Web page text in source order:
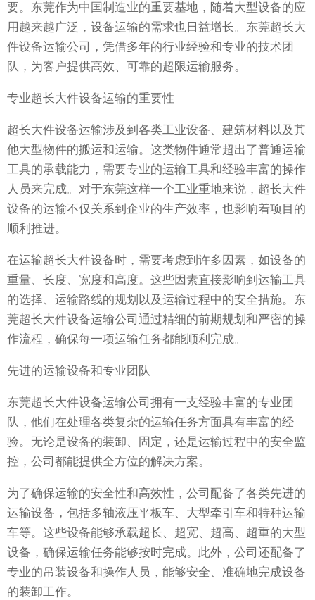
要。东莞作为中国制造业的重要基地，随着大型设备的应
用越来越广泛，设备运输的需求也日益增长。东莞超长大
件设备运输公司，凭借多年的行业经验和专业的技术团
队，为客户提供高效、可靠的超限运输服务。
专业超长大件设备运输的重要性
超长大件设备运输涉及到各类工业设备、建筑材料以及其
他大型物件的搬运和运输。这类物件通常超出了普通运输
工具的承载能力，需要专业的运输工具和经验丰富的操作
人员来完成。对于东莞这样一个工业重地来说，超长大件
设备的运输不仅关系到企业的生产效率，也影响着项目的
顺利推进。
在运输超长大件设备时，需要考虑到许多因素，如设备的
重量、长度、宽度和高度。这些因素直接影响到运输工具
的选择、运输路线的规划以及运输过程中的安全措施。东
莞超长大件设备运输公司通过精细的前期规划和严密的操
作流程，确保每一项运输任务都能顺利完成。
先进的运输设备和专业团队
东莞超长大件设备运输公司拥有一支经验丰富的专业团
队，他们在处理各类复杂的运输任务方面具有丰富的经
验。无论是设备的装卸、固定，还是运输过程中的安全监
控，公司都能提供全方位的解决方案。
为了确保运输的安全性和高效性，公司配备了各类先进的
运输设备，包括多轴液压平板车、大型牵引车和特种运输
车等。这些设备能够承载超长、超宽、超高、超重的大型
设备，确保运输任务能够按时完成。此外，公司还配备了
专业的吊装设备和操作人员，能够安全、准确地完成设备
的装卸工作。